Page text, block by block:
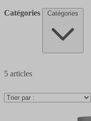
Catégories Catégories
5 articles